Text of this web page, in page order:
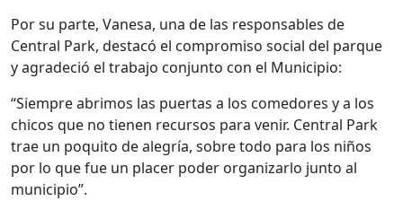
Por su parte, Vanesa, una de las responsables de
Central Park, destacó el compromiso social del parque
y agradeció el trabajo conjunto con el Municipio:
“Siempre abrimos las puertas a los comedores y a los
chicos que no tienen recursos para venir. Central Park
trae un poquito de alegría, sobre todo para los niños
por lo que fue un placer poder organizarlo junto al
municipio”.